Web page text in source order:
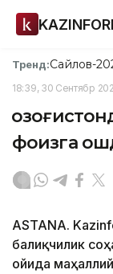
Тренд:Сайлов-
18:39, 30 Сентябр
фоизга
ASTANA.
балиқчилик
ойида